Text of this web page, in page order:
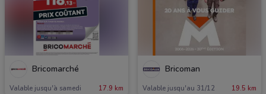
Bricomarché
Valable jusqu'à samedi 17.9 km
Bricoman
Valable jusqu'au 31/12 19.5 km